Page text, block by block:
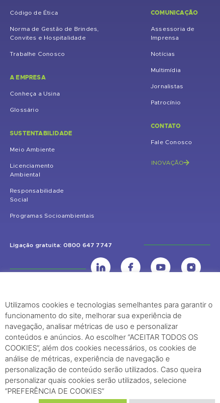
Código de Ética
Norma de Gestão de Brindes,
Convites e Hospitalidade
Trabalhe Conosco
A EMPRESA
Conheça a Usina
Glossário
SUSTENTABILIDADE
Meio Ambiente
Licenciamento
Ambiental
Responsabilidade
Social
Programas Socioambientais
COMUNICAÇÃO
Assessoria de
Imprensa
Notícias
Multimídia
Jornalistas
Patrocínio
CONTATO
Fale Conosco
INOVAÇÃO
Ligação gratuita: 0800 647 7747
UHE Jirau
Rodovia BR-364, KM 824 S/Nº - Distrito de Jaci Paraná – Porto Velho
(RO) – CEP: 76840-000 – Telefone: (69) 2182.8600
Rio de Janeiro (RJ)
Edifício Palácio Austregésilo de Athayde Av. Presidente Wilson, 231 -
29º Andar, Sala 2904, Centro - Rio de Janeiro, RJ Cep - 20030-021
Utilizamos cookies e tecnologias semelhantes para garantir o
funcionamento do site, melhorar sua experiência de
navegação, analisar métricas de uso e personalizar
conteúdos e anúncios. Ao escolher “ACEITAR TODOS OS
COOKIES”, além dos cookies necessários, os cookies de
análise de métricas, experiência de navegação e
personalização de conteúdo serão utilizados. Caso queira
personalizar quais cookies serão utilizados, selecione
“PREFERÊNCIA DE COOKIES”